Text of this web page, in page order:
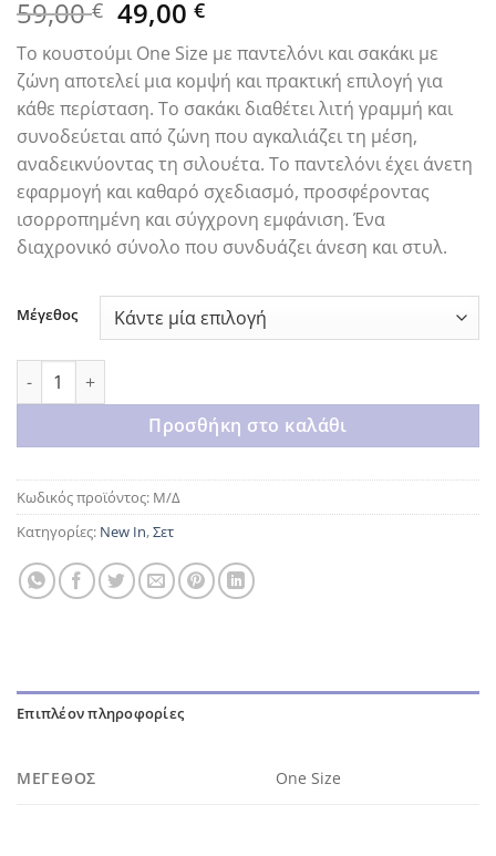
59,00€ Original
price
was:
59,00 €.
49,00€Η
τρέχουσα
τιμή
είναι:
49,00 €.
Το κουστούμι One Size με παντελόνι και σακάκι με
ζώνη αποτελεί μια κομψή και πρακτική επιλογή για
κάθε περίσταση. Το σακάκι διαθέτει λιτή γραμμή και
συνοδεύεται από ζώνη που αγκαλιάζει τη μέση,
αναδεικνύοντας τη σιλουέτα. Το παντελόνι έχει άνετη
εφαρμογή και καθαρό σχεδιασμό, προσφέροντας
ισορροπημένη και σύγχρονη εμφάνιση. Ένα
διαχρονικό σύνολο που συνδυάζει άνεση και στυλ.
Μέγεθος
Black suit ποσότητα
Προσθήκη στο καλάθι
Κωδικός προϊόντος: Μ/Δ
Κατηγορίες: New In,Σετ
Επιπλέον πληροφορίες
ΜΈΓΕΘΟΣ One Size